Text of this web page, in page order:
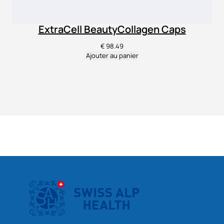
ExtraCell BeautyCollagen Caps
€98.49
Ajouter au panier